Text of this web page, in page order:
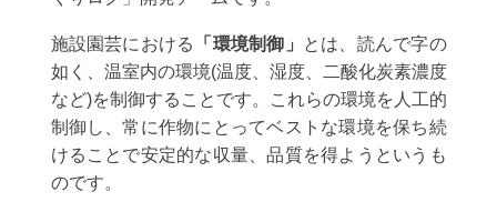
施設園芸における 「環境制御」
とは、読んで字の
如く、温室内の環境(温度、湿度、二酸化炭素濃度
など)を制御することです。これらの環境を人工的
制御し、常に作物にとってベストな環境を保ち続
けることで安定的な収量、品質を得ようというも
のです。